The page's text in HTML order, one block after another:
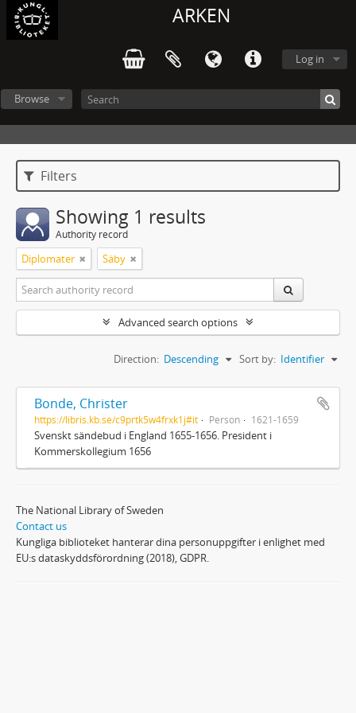
ARKEN
Log in
Browse
Filters
Showing 1 results
Authority record
Diplomater Säby
Advanced search options
Sort by: Identifier
Direction: Descending
Bonde, Christer
https://libris.kb.se/c9prtk5w4frxk1j#it Person 1621-1659
Svenskt sändebud i England 1655-1656. President i
Kommerskollegium 1656
The National Library of Sweden
Contact us
Kungliga biblioteket hanterar dina personuppgifter i enlighet med
EU:s dataskyddsförordning (2018), GDPR.